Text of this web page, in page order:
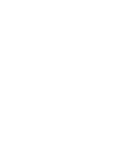
司）所提供，讓
將買賣／分期付款
款。
集、處理及利用，
。
取消訂單，請聯絡
需透過AFTEE先享
為準，若有關於